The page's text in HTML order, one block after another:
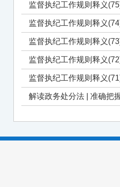
监督执纪工作规则释义
监督执纪工作规则释义
监督执纪工作规则释义
监督执纪工作规则释义
监督执纪工作规则释义
解读政务处分法 | 准确把